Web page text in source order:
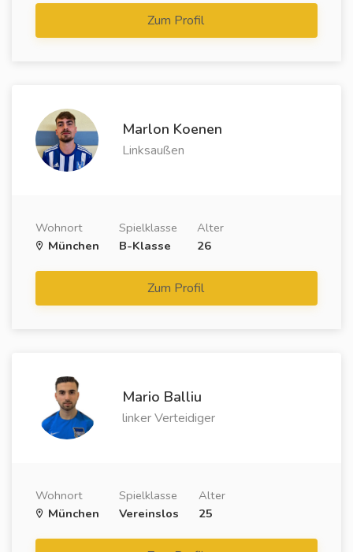
Zum Profil
Marlon Koenen
Linksaußen
Wohnort
München
Spielklasse
B-Klasse
Alter
26
Zum Profil
Mario Balliu
linker Verteidiger
Wohnort
München
Spielklasse
Vereinslos
Alter
25